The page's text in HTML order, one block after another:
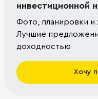
инвестиционной
Фото, планировки и
Лучшие
доходностью
Хочу